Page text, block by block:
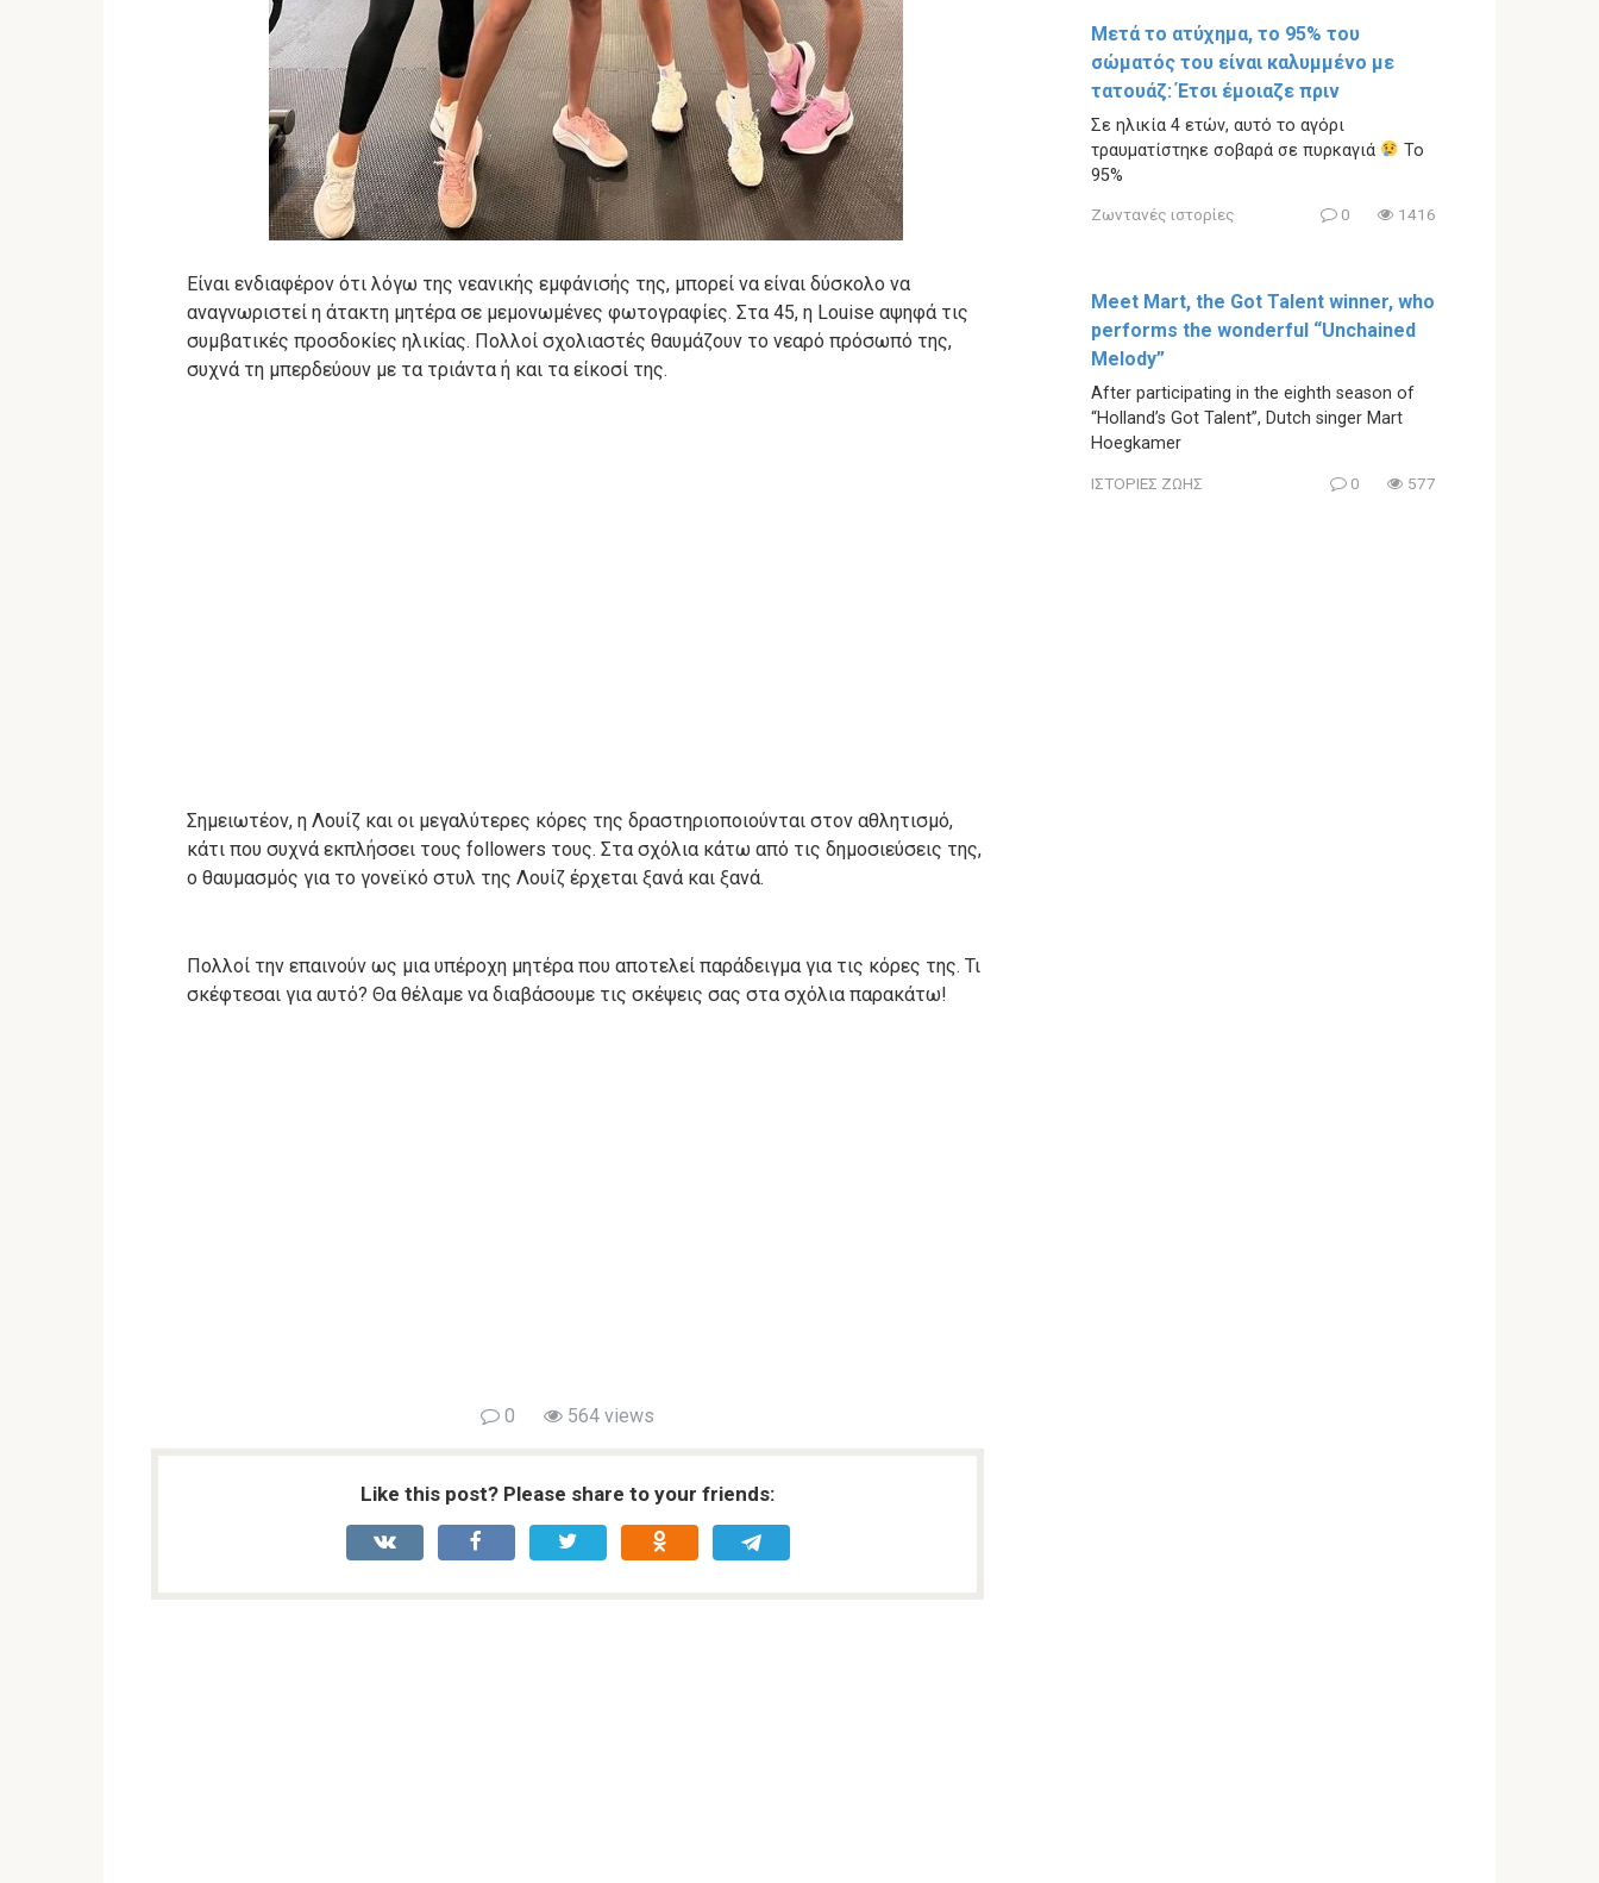
Είναι ενδιαφέρον ότι λόγω της νεανικής εμφάνισής της, μπορεί να είναι δύσκολο να
αναγνωριστεί η άτακτη μητέρα σε μεμονωμένες φωτογραφίες. Στα 45, η Louise αψηφά τις
συμβατικές προσδοκίες ηλικίας. Πολλοί σχολιαστές θαυμάζουν το νεαρό πρόσωπό της,
συχνά τη μπερδεύουν με τα τριάντα ή και τα είκοσί της.
Σημειωτέον, η Λουίζ και οι μεγαλύτερες κόρες της δραστηριοποιούνται στον αθλητισμό,
κάτι που συχνά εκπλήσσει τους followers τους. Στα σχόλια κάτω από τις δημοσιεύσεις της,
ο θαυμασμός για το γονεϊκό στυλ της Λουίζ έρχεται ξανά και ξανά.
Πολλοί την επαινούν ως μια υπέροχη μητέρα που αποτελεί παράδειγμα για τις κόρες της. Τι
σκέφτεσαι για αυτό? Θα θέλαμε να διαβάσουμε τις σκέψεις σας στα σχόλια παρακάτω!
0 564 views
Like this post? Please share to your friends:
Μετά το ατύχημα, το 95% του
σώματός του είναι καλυμμένο με
τατουάζ: Έτσι έμοιαζε πριν
Σε ηλικία 4 ετών, αυτό το αγόρι
τραυματίστηκε σοβαρά σε πυρκαγιά
Το
95%
Ζωντανές ιστορίες 0 1416
Meet Mart, the Got Talent winner, who
performs the wonderful “Unchained
Melody”
After participating in the eighth season of
“Holland’s Got Talent”, Dutch singer Mart
Hoegkamer
ΙΣΤΟΡΙΕΣ ΖΩΗΣ 0 577